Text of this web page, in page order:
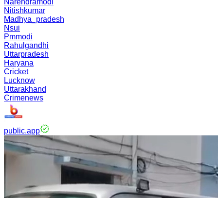
Narendramodi
Nitishkumar
Madhya_pradesh
Nsui
Pmmodi
Rahulgandhi
Uttarpradesh
Haryana
Cricket
Lucknow
Uttarakhand
Crimenews
public.app